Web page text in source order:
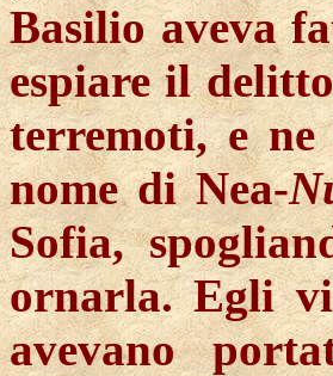
Basilio aveva
espiare il
terremoti, e
nome di Nea-
Sofia,
ornarla. Egli
avevano